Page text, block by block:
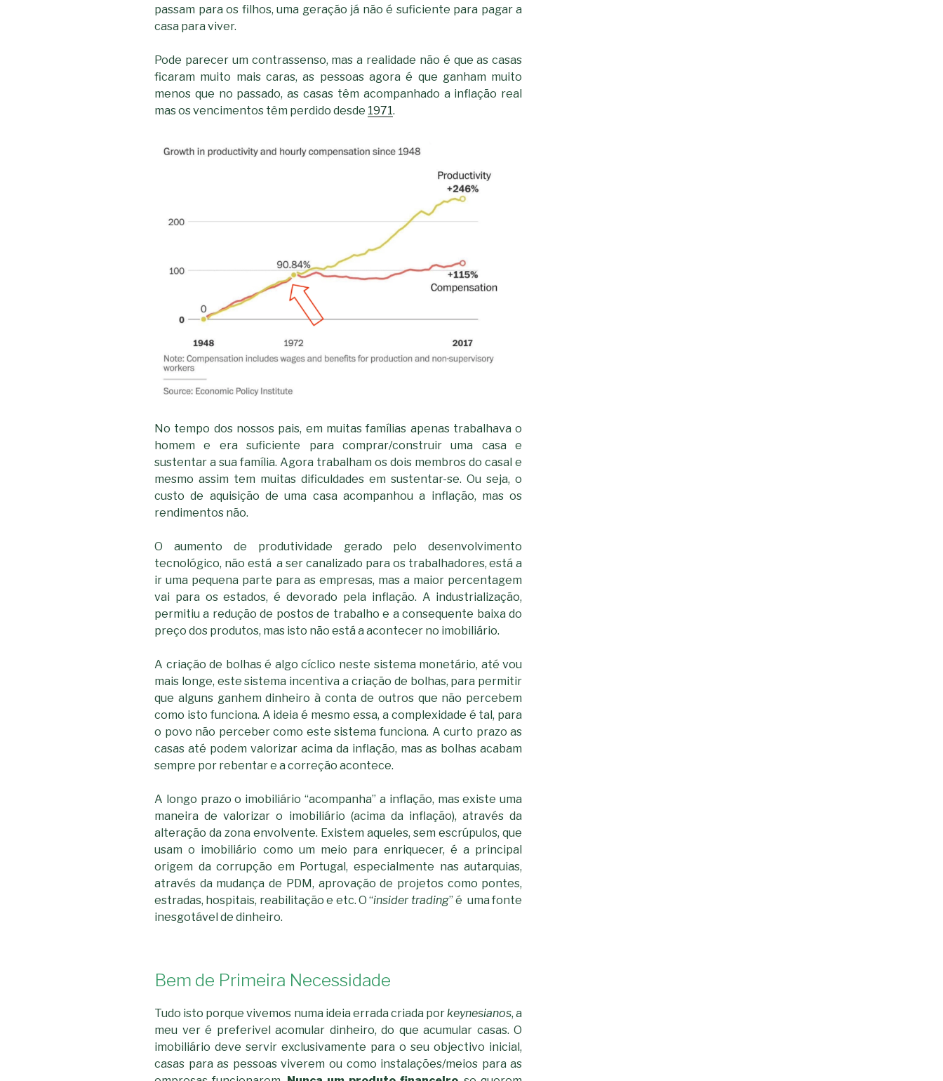
passam para os filhos, uma geração já não é suficiente para pagar a
casa para viver.
Pode parecer um contrassenso, mas a realidade não é que as casas
ficaram muito mais caras, as pessoas agora é que ganham muito
menos que no passado, as casas têm acompanhado a inflação real
mas os vencimentos têm perdido desde 1971.
No tempo dos nossos pais, em muitas famílias apenas trabalhava o
homem e era suficiente para comprar/construir uma casa e
sustentar a sua família. Agora trabalham os dois membros do casal e
mesmo assim tem muitas dificuldades em sustentar-se. Ou seja, o
custo de aquisição de uma casa acompanhou a inflação, mas os
rendimentos não.
O aumento de produtividade gerado pelo desenvolvimento
tecnológico, não está a ser canalizado para os trabalhadores, está a
ir uma pequena parte para as empresas, mas a maior percentagem
vai para os estados, é devorado pela inflação. A industrialização,
permitiu a redução de postos de trabalho e a consequente baixa do
preço dos produtos, mas isto não está a acontecer no imobiliário.
A criação de bolhas é algo cíclico neste sistema monetário, até vou
mais longe, este sistema incentiva a criação de bolhas, para permitir
que alguns ganhem dinheiro à conta de outros que não percebem
como isto funciona. A ideia é mesmo essa, a complexidade é tal, para
o povo não perceber como este sistema funciona. A curto prazo as
casas até podem valorizar acima da inflação, mas as bolhas acabam
sempre por rebentar e a correção acontece.
A longo prazo o imobiliário “acompanha” a inflação, mas existe uma
maneira de valorizar o imobiliário (acima da inflação), através da
alteração da zona envolvente. Existem aqueles, sem escrúpulos, que
usam o imobiliário como um meio para enriquecer, é a principal
origem da corrupção em Portugal, especialmente nas autarquias,
através da mudança de PDM, aprovação de projetos como pontes,
estradas, hospitais, reabilitação e etc. O “insider trading” é uma fonte
inesgotável de dinheiro.
Bem de Primeira Necessidade
Tudo isto porque vivemos numa ideia errada criada porkeynesianos, a
meu ver é preferivel acomular dinheiro, do que acumular casas. O
imobiliário deve servir exclusivamente para o seu objectivo inicial,
casas para as pessoas viverem ou como instalações/meios para as